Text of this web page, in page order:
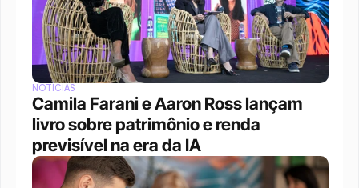
NOTÍCIAS
Camila Farani e Aaron Ross lançam
livro sobre patrimônio e renda
previsível na era da IA